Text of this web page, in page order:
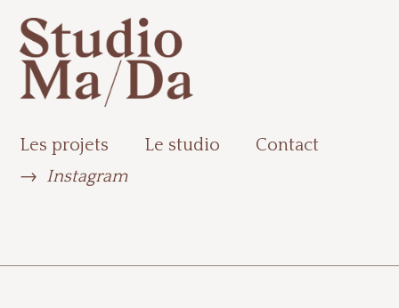
Les projets Le studio
Contact
→ Instagram